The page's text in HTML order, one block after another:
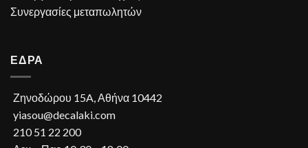
Συνεργασίες μεταπωλητών
ΕΔΡΑ
Ζηνοδώρου 15A, Αθήνα 10442
yiasou@decalaki.com
210 51 22 200